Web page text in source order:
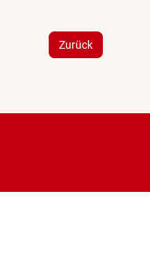
Zurück